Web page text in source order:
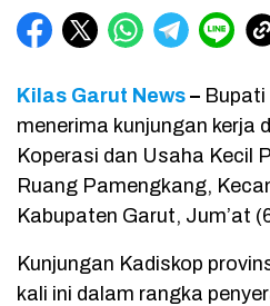
Kilas Garut News – Bupati
menerima kunjungan kerja
Koperasi dan Usaha Kecil
Ruang Pamengkang,
Kabupaten Garut, Jum’at
Kunjungan Kadiskop
kali ini dalam rangka